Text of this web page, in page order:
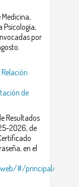
Psicología,
por
de
Resultados
2026, de
en el
#/principal/